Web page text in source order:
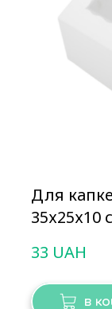
Для
35х25х10
33 UAH
в